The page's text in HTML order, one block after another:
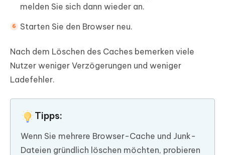
melden Sie sich dann wieder an.
Starten Sie den Browser neu.
Nach dem Löschen des Caches bemerken viele
Nutzer weniger Verzögerungen und weniger
Ladefehler.
Tipps:
Wenn Sie mehrere Browser-Cache und Junk-
Dateien gründlich löschen möchten, probieren